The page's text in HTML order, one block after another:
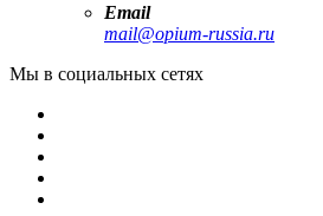
Email
mail@opium-russia.ru
Мы в социальных сетях